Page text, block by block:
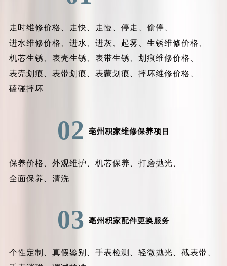
走时维修价格、 走快、 走慢、 停走、 偷停、
进水维修价格、 进水、 进灰、 起雾、 生锈维修价格、
机芯生锈、 表壳生锈、 表带生锈、 划痕维修价格、
表壳划痕、 表带划痕、 表蒙划痕、 摔坏维修价格、
磕碰摔坏
02 亳州积家维修保养项目
保养价格、 外观维护、 机芯保养、 打磨抛光、
全面保养、 清洗
03 亳州积家配件更换服务
个性定制、 真假鉴别、 手表检测、 轻微抛光、 截表带、